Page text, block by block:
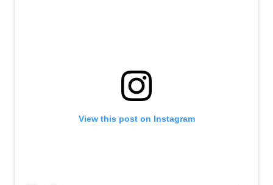
View this post on Instagram